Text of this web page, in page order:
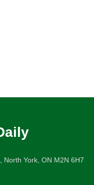
North York, ON M2N 6H7